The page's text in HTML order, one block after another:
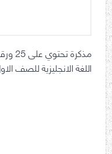
اللغة الانجليزية للصف